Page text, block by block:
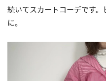
続いてスカートコーデです
に。